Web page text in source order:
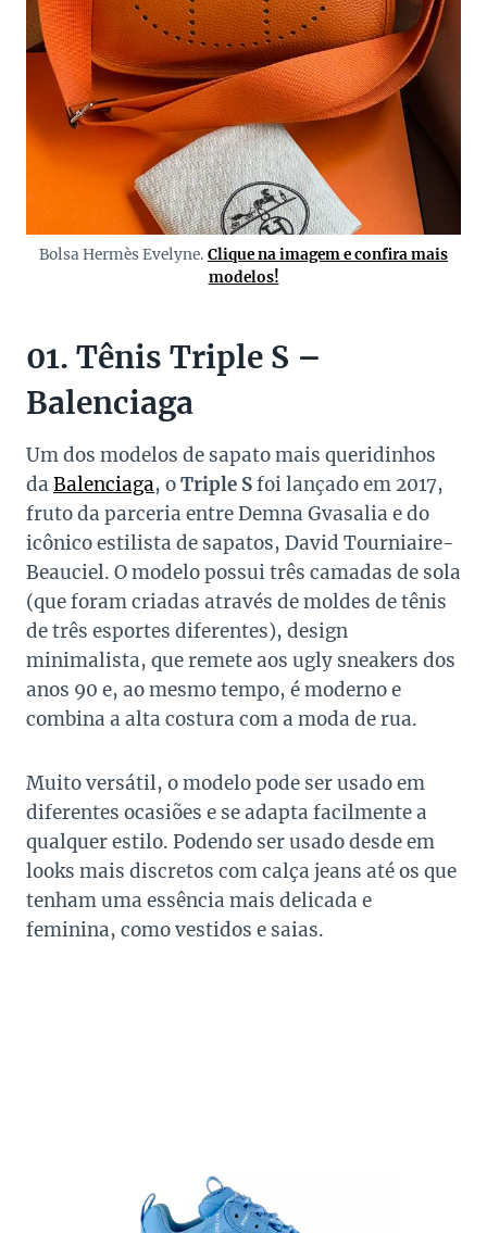
Bolsa Hermès Evelyne. Clique na imagem e confira mais
modelos!
01. Tênis Triple S –
Balenciaga
Um dos modelos de sapato mais queridinhos
da Balenciaga, oTriple Sfoi lançado em 2017,
fruto da parceria entre Demna Gvasalia e do
icônico estilista de sapatos, David Tourniaire-
Beauciel. O modelo possui três camadas de sola
(que foram criadas através de moldes de tênis
de três esportes diferentes), design
minimalista, que remete aos ugly sneakers dos
anos 90 e, ao mesmo tempo, é moderno e
combina a alta costura com a moda de rua.
Muito versátil, o modelo pode ser usado em
diferentes ocasiões e se adapta facilmente a
qualquer estilo. Podendo ser usado desde em
looks mais discretos com calça jeans até os que
tenham uma essência mais delicada e
feminina, como vestidos e saias.